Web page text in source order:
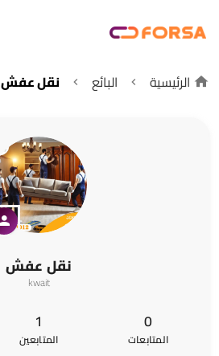
الرئيسية البائع نقل عفش
نقل عفش
kwait
0
المتابعات
1
المتابعين